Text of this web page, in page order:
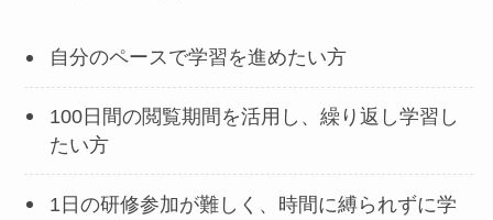
自分のペースで学習を進めたい方
100日間の閲覧期間を活用し、繰り返し学習し
たい方
1日の研修参加が難しく、時間に縛られずに学